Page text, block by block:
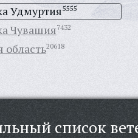
Удмуртия5555
Чувашия7432
область20618
список